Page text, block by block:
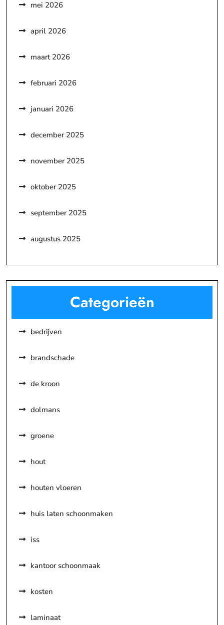
mei 2026
april 2026
maart 2026
februari 2026
januari 2026
december 2025
november 2025
oktober 2025
september 2025
augustus 2025
Categorieën
bedrijven
brandschade
de kroon
dolmans
groene
hout
houten vloeren
huis laten schoonmaken
iss
kantoor schoonmaak
kosten
laminaat